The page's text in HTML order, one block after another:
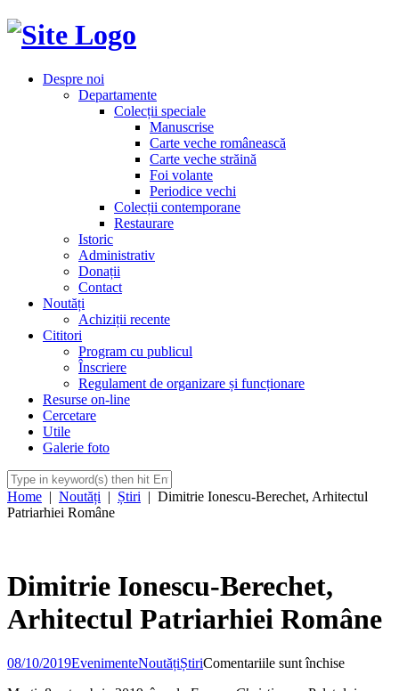
Despre noi
Departamente
Colecții speciale
Manuscrise
Carte veche românească
Carte veche străină
Foi volante
Periodice vechi
Colecții contemporane
Restaurare
Istoric
Administrativ
Donații
Contact
Noutăți
Achiziții recente
Cititori
Program cu publicul
Înscriere
Regulament de organizare și funcționare
Resurse on-line
Cercetare
Utile
Galerie foto
Home | Noutăți | Știri | Dimitrie Ionescu-Berechet, Arhitectul
Patriarhiei Române
Dimitrie Ionescu-Berechet,
Arhitectul Patriarhiei Române
08/10/2019EvenimenteNoutățiȘtiriComentariile sunt închisepentru